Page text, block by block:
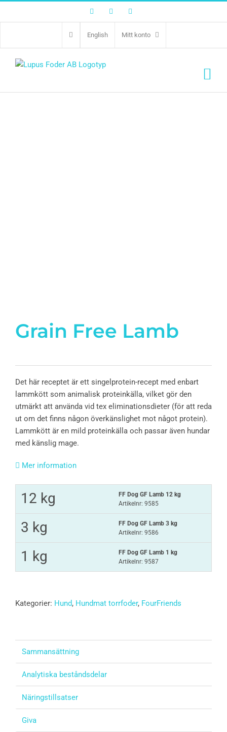
FacebookTwitter
English Mitt konto
Grain Free Lamb
Det här receptet är ett singelprotein-recept med enbart
lamm­kött som animalisk proteinkälla, vilket gör den
utmärkt att använda vid tex eliminationsdieter (för att reda
ut om det finns någon överkänslighet mot något protein).
Lammkött är en mild proteinkälla och passar även hundar
med känslig mage.
Mer information
12 kg
FF Dog GF Lamb 12 kg
Artikelnr: 9585
3 kg
FF Dog GF Lamb 3 kg
Artikelnr: 9586
1 kg
FF Dog GF Lamb 1 kg
Artikelnr: 9587
Kategorier: Hund, Hundmat torrfoder, FourFriends
Sammansättning
Analytiska beståndsdelar
Näringstillsatser
Giva